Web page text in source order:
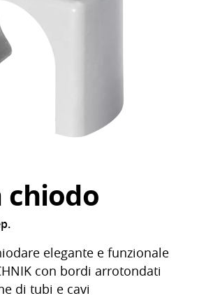
chiodo
elegante e funzionale
con bordi arrotondati
di tubi e cavi